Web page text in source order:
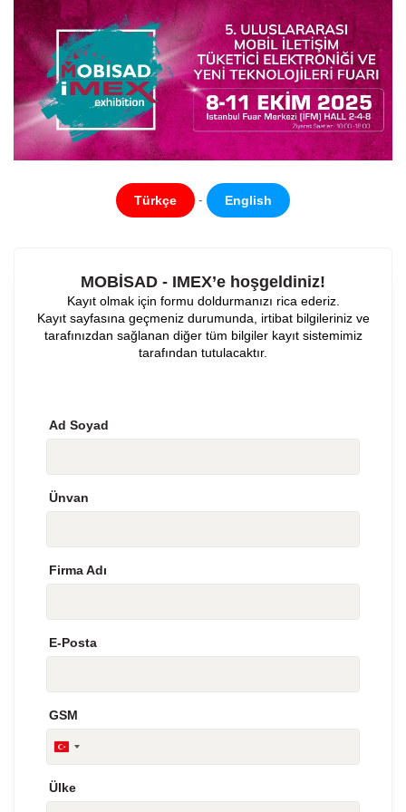
Türkçe - English
MOBİSAD - IMEX’e hoşgeldiniz!
Kayıt olmak için formu doldurmanızı rica ederiz.
Kayıt sayfasına geçmeniz durumunda, irtibat bilgileriniz ve
tarafınızdan sağlanan diğer tüm bilgiler kayıt sistemimiz
tarafından tutulacaktır.
Ad Soyad
Ünvan
Firma Adı
E-Posta
GSM
Turkey
+90
Ülke